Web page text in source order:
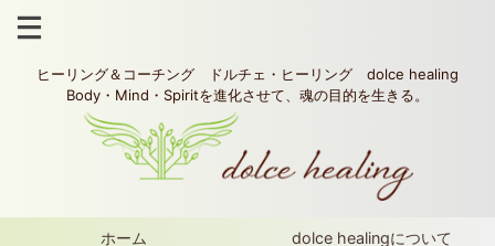
ヒーリング＆コーチング ドルチェ・ヒーリング dolce healing
Body・Mind・Spiritを進化させて、魂の目的を生きる。
ホーム dolce healingについて